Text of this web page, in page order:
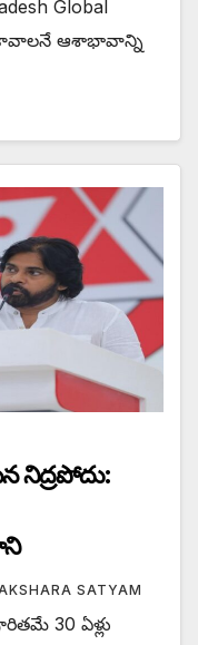
Global
కావాలనే ఆశాభావాన్ని
నిద్రపోదు:
SATYAM
30 ఏళ్లు